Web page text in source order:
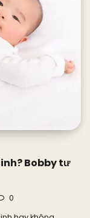
Bobby tư
0